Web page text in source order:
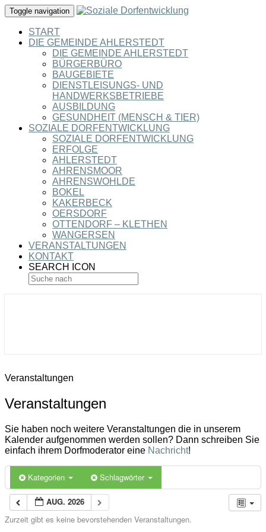
Toggle navigation
START
DIE GEMEINDE AHLERSTEDT
DIE GEMEINDE AHLERSTEDT
BÜRGERBÜRO
BAUGEBIETE
DIENSTLEISUNGS- UND
HANDWERKSBETRIEBE
AUSBILDUNG
GESUNDHEIT (MENSCH & TIER)
SOZIALE DORFENTWICKLUNG
SOZIALE DORFENTWICKLUNG
ERFOLGE
AHLERSTEDT
AHRENSMOOR
AHRENSWOHLDE
BOKEL
KAKERBECK
OERSDORF
OTTENDORF – KLETHEN
WANGERSEN
VERANSTALTUNGEN
KONTAKT
SEARCH ICON
Veranstaltungen
Veranstaltungen
Sie haben noch weitere Veranstaltungen die in unserem
Kalender aufgenommen werden sollen? Dann schreiben Sie
einfach ihrem Dorfmoderator eine Nachricht!
Kategorien Schlagwörter
AUG. 2026
Zurzeit gibt es keine bevorstehenden Veranstaltungen.